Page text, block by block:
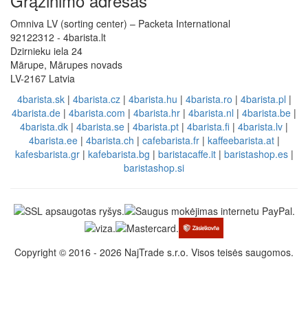
Omniva LV (sorting center) – Packeta International
92122312 - 4barista.lt
Dzirnieku iela 24
Mārupe, Mārupes novads
LV-2167 Latvia
4barista.sk| 4barista.cz| 4barista.hu | 4barista.ro | 4barista.pl |
4barista.de | 4barista.com | 4barista.hr | 4barista.nl | 4barista.be |
4barista.dk | 4barista.se | 4barista.pt | 4barista.fi | 4barista.lv |
4barista.ee| 4barista.ch | cafebarista.fr| kaffeebarista.at|
kafesbarista.gr| kafebarista.bg | baristacaffe.it| baristashop.es|
baristashop.si
Copyright © 2016 - 2026 NajTrade s.r.o. Visos teisės saugomos.